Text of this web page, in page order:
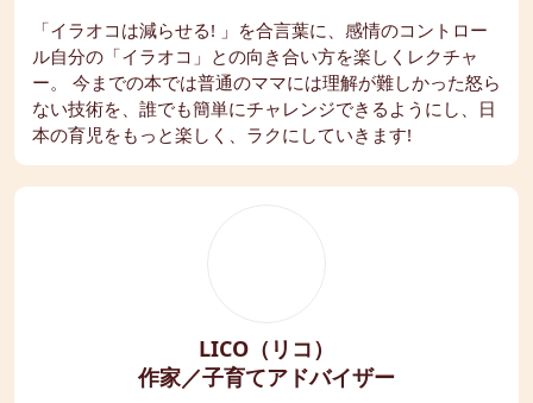
「イラオコは減らせる! 」を合言葉に、感情のコントロー
ル自分の「イラオコ」との向き合い方を楽しくレクチャ
ー。 今までの本では普通のママには理解が難しかった怒ら
ない技術を、誰でも簡単にチャレンジできるようにし、日
本の育児をもっと楽しく、ラクにしていきます!
LICO（リコ）
作家／子育てアドバイザー